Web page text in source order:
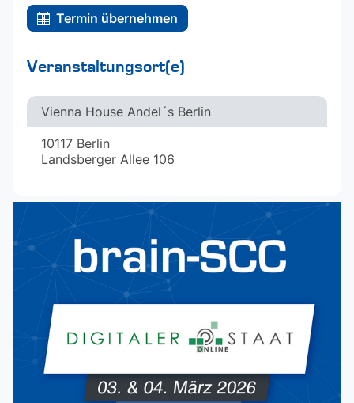
Termin übernehmen
Veranstaltungsort(e)
Vienna House Andel´s Berlin
10117 Berlin
Landsberger Allee 106